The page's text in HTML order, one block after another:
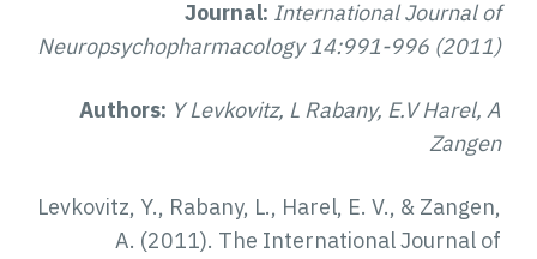
Journal: International Journal of
Neuropsychopharmacology 14:991-996 (2011)
Authors: Y Levkovitz, L Rabany, E.V Harel, A
Zangen
Levkovitz, Y., Rabany, L., Harel, E. V., & Zangen,
A. (2011). The International Journal of